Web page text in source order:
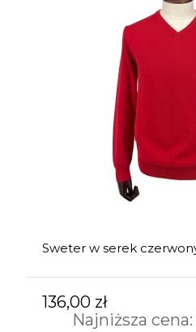
Sweter w serek
136,00 zł
Najniższa cena: